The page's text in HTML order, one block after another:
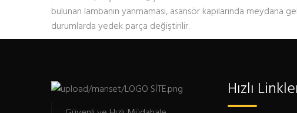
bulunan lambanın yanmaması, asansör kapılarında meydana
durumlarda yedek parça değiştirilir.
Hızlı